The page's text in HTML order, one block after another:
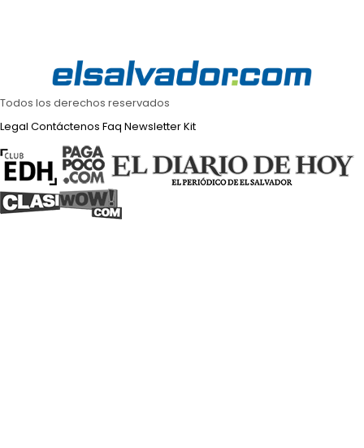
Todos los derechos reservados
Legal Contáctenos Faq NewsletterKit